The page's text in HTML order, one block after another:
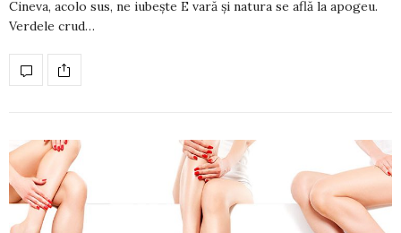
Cineva, acolo sus, ne iubește E vară și natura se află la apogeu.
Verdele crud…